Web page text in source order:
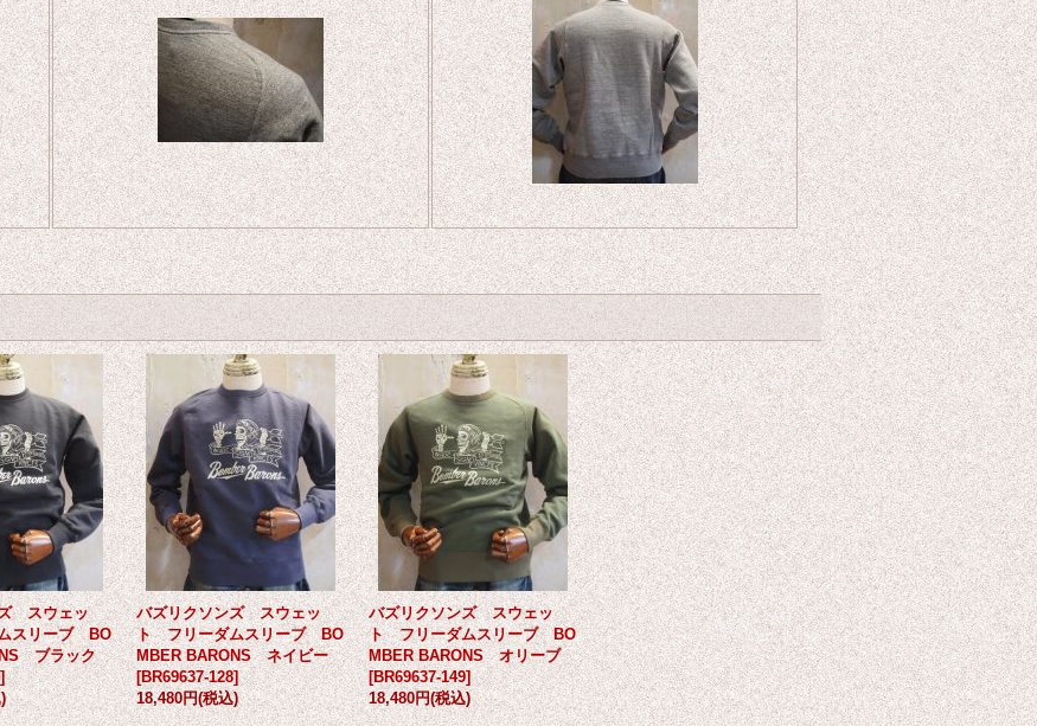
スウェッ
スリーブ BO
ブラック
]
バズリクソンズ スウェッ
ト フリーダムスリーブ BO
MBER BARONS ネイビー
[BR69637-128]
18,480円(税込)
バズリクソンズ スウェッ
ト フリーダムスリーブ BO
MBER BARONS オリーブ
[BR69637-149]
18,480円(税込)